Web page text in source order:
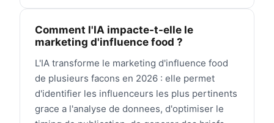
Comment l'IA impacte-t-elle le
marketing d'influence food ?
L'IA transforme le marketing d'influence food
de plusieurs facons en 2026 : elle permet
d'identifier les influenceurs les plus pertinents
grace a l'analyse de donnees, d'optimiser le